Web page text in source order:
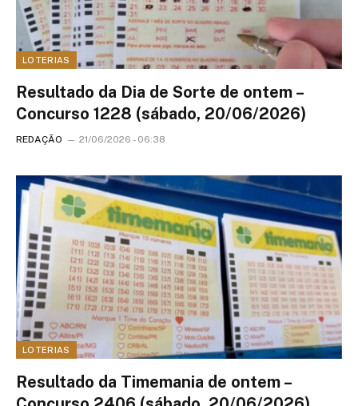
LOTERIAS
Resultado da Dia de Sorte de ontem –
Concurso 1228 (sábado, 20/06/2026)
REDAÇÃO 21/06/2026 - 06:38
LOTERIAS
Resultado da Timemania de ontem –